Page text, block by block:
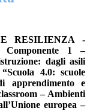
RESILIENZA -
1 –
dagli asili
4.0: scuole
apprendimento e
– Ambienti
europea –